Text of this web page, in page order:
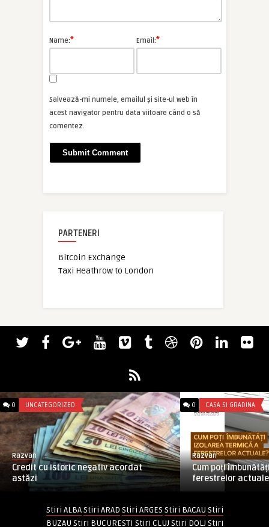
Name:* Email:*
Salvează-mi numele, emailul și site-ul web în
acest navigator pentru data viitoare când o să
comentez.
PARTENERI
Bitcoin Exchange
Taxi Heathrow to London
0 UNCATEGORIZED
Razvan
Credit cu istoric negativ acordat
astăzi
0 CASA SI GRADINA
Razvan
Cum poți
ferestrelor
Stiri ALBA Stiri ARAD Stiri ARGES Stiri BACAU Stiri
BUZAU Stiri BUCURESTI Stiri CLUJ Stiri DOLJ Stiri